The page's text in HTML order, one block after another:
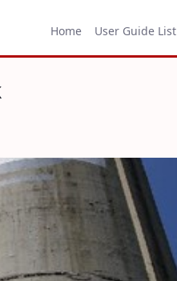
Home User Guide List